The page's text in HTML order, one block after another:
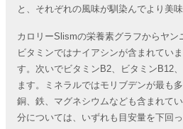
と、それぞれの風味が馴染んでより美
カロリーSlismの栄養素グラフからヤン
ビタミンではナイアシンが含まれてい
す。次いでビタミンB2、ビタミンB12
ます。ミネラルではモリブデンが最も
銅、鉄、マグネシウムなども含まれて
分については、いずれも目安量を下回っ